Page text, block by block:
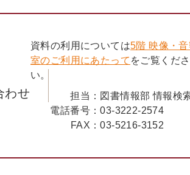
わせ
資料の利用については5階 映像・
室のご利用にあたって をご覧くださ
い。
担当： 図書情報部 情報検
電話番号：03-3222-2574
FAX：03-5216-3152